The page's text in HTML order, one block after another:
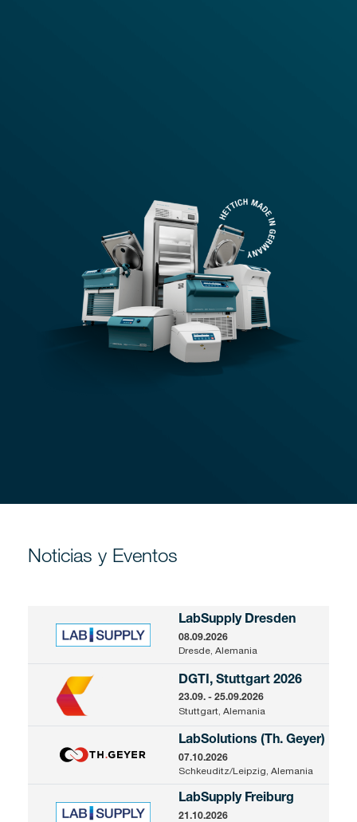
Noticias y Eventos
LabSupply Dresden
08.09.2026
Dresde, Alemania
DGTI, Stuttgart 2026
23.09. - 25.09.2026
Stuttgart, Alemania
LabSolutions (Th. Geyer)
07.10.2026
Schkeuditz/Leipzig, Alemania
LabSupply Freiburg
21.10.2026